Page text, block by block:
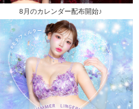
8月のカレンダー配布開始♪